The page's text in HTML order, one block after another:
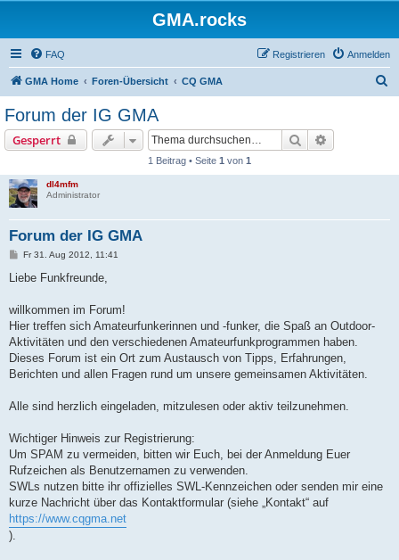
GMA.rocks
FAQ Anmelden
Registrieren
GMA Home Foren-Übersicht CQ GMA
Forum der IG GMA
Gesperrt Suche
1 Beitrag • Seite 1 von 1
dl4mfm
Administrator
Forum der IG GMA
B
i
a
Fr 31. Aug 2012, 11:41
Liebe Funkfreunde,
willkommen im Forum!
Hier treffen sich Amateurfunkerinnen und -funker, die Spaß an Outdoor-
Aktivitäten und den verschiedenen Amateurfunkprogrammen haben.
Dieses Forum ist ein Ort zum Austausch von Tipps, Erfahrungen,
Berichten und allen Fragen rund um unsere gemeinsamen Aktivitäten.
Alle sind herzlich eingeladen, mitzulesen oder aktiv teilzunehmen.
Wichtiger Hinweis zur Registrierung:
Um SPAM zu vermeiden, bitten wir Euch, bei der Anmeldung Euer
Rufzeichen als Benutzernamen zu verwenden.
SWLs nutzen bitte ihr offizielles SWL-Kennzeichen oder senden mir eine
kurze Nachricht über das Kontaktformular (siehe „Kontakt“ auf
https://www.cqgma.net
).